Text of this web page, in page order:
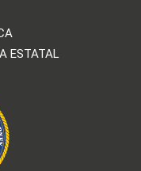
ESTATAL